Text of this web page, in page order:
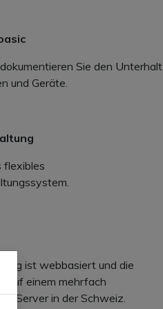
Sie den Unterhalt
und Geräte.
flexibles
ist webbasiert und die
auf einem mehrfach
Server in der Schweiz.